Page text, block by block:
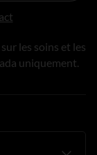
les soins et les
uniquement.